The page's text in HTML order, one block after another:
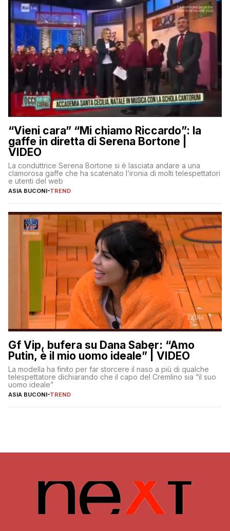
“Vieni cara” “Mi chiamo Riccardo”: la
gaffe in diretta di Serena Bortone |
VIDEO
La conduttrice Serena Bortone si è lasciata andare a una
clamorosa gaffe che ha scatenato l’ironia di molti telespettatori
e utenti del web
ASIA BUCONI-TREND
Gf Vip, bufera su Dana Saber: “Amo
Putin, è il mio uomo ideale” | VIDEO
La modella ha finito per far storcere il naso a più di qualche
telespettatore dichiarando che il capo del Cremlino sia “il suo
uomo ideale”
ASIA BUCONI-TREND